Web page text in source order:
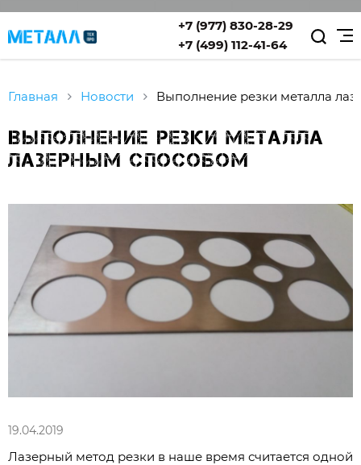
+7 (977) 830-28-29
+7 (499) 112-41-64
Главная Новости Выполнение резки металла
Выполнение резки металла
лазерным способом
19.04.2019
Лазерный метод резки в наше время считается одной